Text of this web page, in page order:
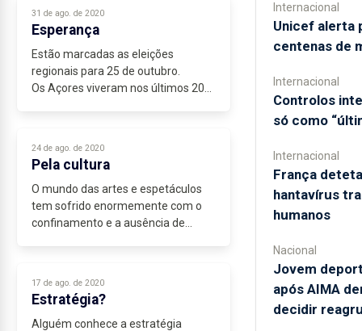
31 de ago. de 2020
Esperança
Estão marcadas as eleições
regionais para 25 de outubro.
Os Açores viveram nos últimos 20
promessas de desenvolvimento...
24 de ago. de 2020
Pela cultura
O mundo das artes e espetáculos
tem sofrido enormemente com o
confinamento e a ausência de
montagem, encenação ou até
divulgação de...
17 de ago. de 2020
Estratégia?
Alguém conhece a estratégia
Internacional
Unicef alerta
centenas de
Internacional
Controlos
só como
Internacional
França
hantavírus
humanos
Nacional
Jovem
após AIMA
decidir